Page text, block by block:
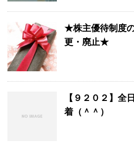
★株主優待制度
更・廃止★
【９２０２】全
着（＾＾）